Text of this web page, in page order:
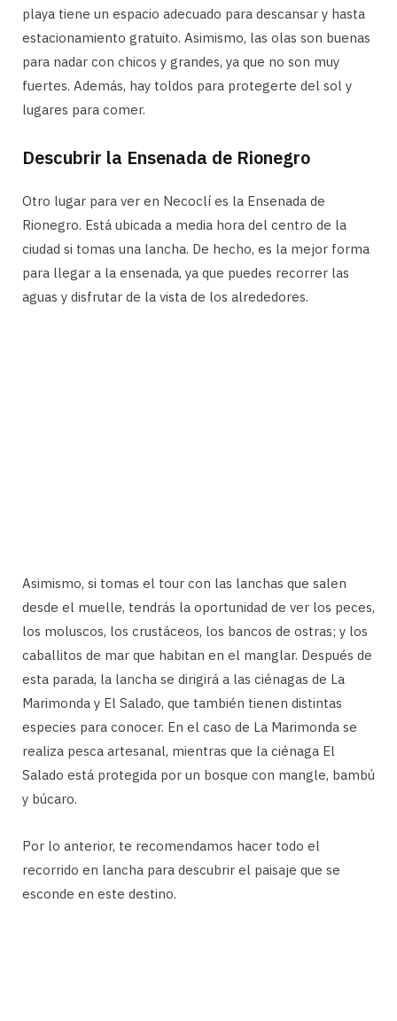
playa tiene un espacio adecuado para descansar y hasta
estacionamiento gratuito. Asimismo, las olas son buenas
para nadar con chicos y grandes, ya que no son muy
fuertes. Además, hay toldos para protegerte del sol y
lugares para comer.
Descubrir la Ensenada de Rionegro
Otro lugar para ver en Necoclí es la Ensenada de
Rionegro. Está ubicada a media hora del centro de la
ciudad si tomas una lancha. De hecho, es la mejor forma
para llegar a la ensenada, ya que puedes recorrer las
aguas y disfrutar de la vista de los alrededores.
Asimismo, si tomas el tour con las lanchas que salen
desde el muelle, tendrás la oportunidad de ver los peces,
los moluscos, los crustáceos, los bancos de ostras; y los
caballitos de mar que habitan en el manglar. Después de
esta parada, la lancha se dirigirá a las ciénagas de La
Marimonda y El Salado, que también tienen distintas
especies para conocer. En el caso de La Marimonda se
realiza pesca artesanal, mientras que la ciénaga El
Salado está protegida por un bosque con mangle, bambú
y búcaro.
Por lo anterior, te recomendamos hacer todo el
recorrido en lancha para descubrir el paisaje que se
esconde en este destino.